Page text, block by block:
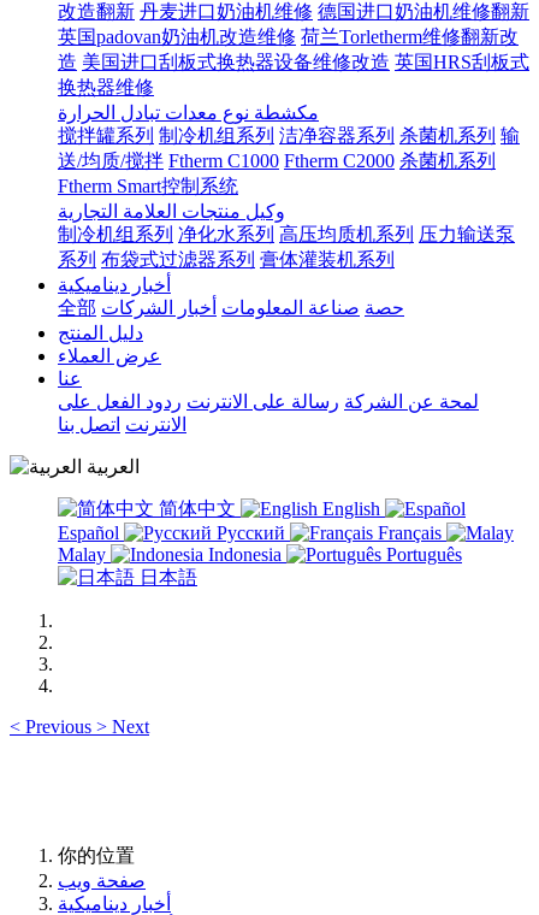
改造翻新 丹麦进口奶油机维修 德国进口奶油机维修翻新
英国padovan奶油机改造维修 荷兰Torletherm维修翻新改
造 美国进口刮板式换热器设备维修改造 英国HRS刮板式
换热器维修
مكشطة نوع معدات تبادل الحرارة
搅拌罐系列 制冷机组系列 洁净容器系列 杀菌机系列 输
送/均质/搅拌 Ftherm C1000 Ftherm C2000 杀菌机系列
Ftherm Smart控制系统
وكيل منتجات العلامة التجارية
制冷机组系列 净化水系列 高压均质机系列 压力输送泵
系列 布袋式过滤器系列 膏体灌装机系列
أخبار ديناميكية
全部
حصة صناعة المعلومات أخبار الشركات
دليل المنتج
عرض العملاء
عنا
لمحة عن الشركة رسالة على الانترنت ردود الفعل على
الانترنت اتصل بنا
العربية
简体中文
English
Español
Русский
Français
Malay
Indonesia
Português
日本語
< Previous > Next
你的位置
صفحة ويب
أخبار ديناميكية